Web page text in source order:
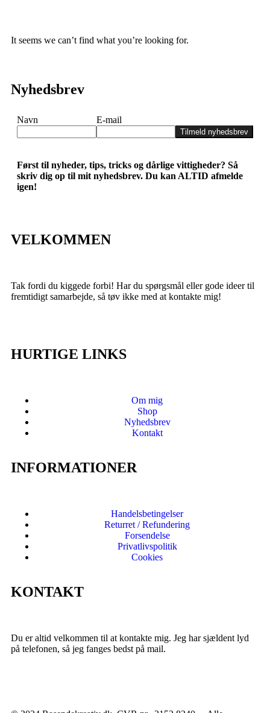
It seems we can’t find what you’re looking for.
Nyhedsbrev
Navn E-mail
Tilmeld nyhedsbrev
Først til nyheder, tips, tricks og dårlige vittigheder? Så
skriv dig op til mit nyhedsbrev. Du kan ALTID afmelde
igen!
VELKOMMEN
Tak fordi du kiggede forbi! Har du spørgsmål eller gode ideer til
fremtidigt samarbejde, så tøv ikke med at kontakte mig!
HURTIGE LINKS
Om mig
Shop
Nyhedsbrev
Kontakt
INFORMATIONER
Handelsbetingelser
Returret / Refundering
Forsendelse
Privatlivspolitik
Cookies
KONTAKT
Du er altid velkommen til at kontakte mig. Jeg har sjældent lyd
på telefonen, så jeg fanges bedst på mail.